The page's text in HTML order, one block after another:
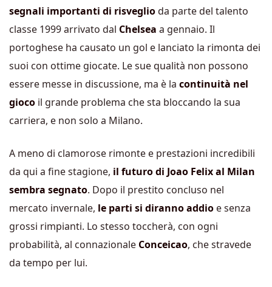
segnali importanti di risveglioda parte del talento
classe 1999 arrivato dal Chelsea a gennaio. Il
portoghese ha causato un gol e lanciato la rimonta dei
suoi con ottime giocate. Le sue qualità non possono
essere messe in discussione, ma è la continuità nel
gioco il grande problema che sta bloccando la sua
carriera, e non solo a Milano.
A meno di clamorose rimonte e prestazioni incredibili
da qui a fine stagione, il futuro di Joao Felix al Milan
sembra segnato. Dopo il prestito concluso nel
mercato invernale, le parti si diranno addio e senza
grossi rimpianti. Lo stesso toccherà, con ogni
probabilità, al connazionale Conceicao, che stravede
da tempo per lui.